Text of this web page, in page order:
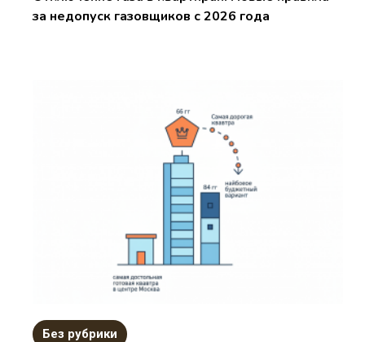
за недопуск газовщиков с 2026 года
Без рубрики